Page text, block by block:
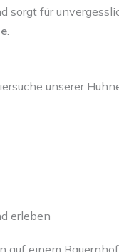
für
.
unserer
erleben